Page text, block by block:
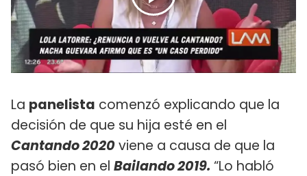
La panelista comenzó explicando que la
decisión de que su hija esté en el
Cantando 2020viene a causa de que la
pasó bien en el Bailando 2019. “Lo habló